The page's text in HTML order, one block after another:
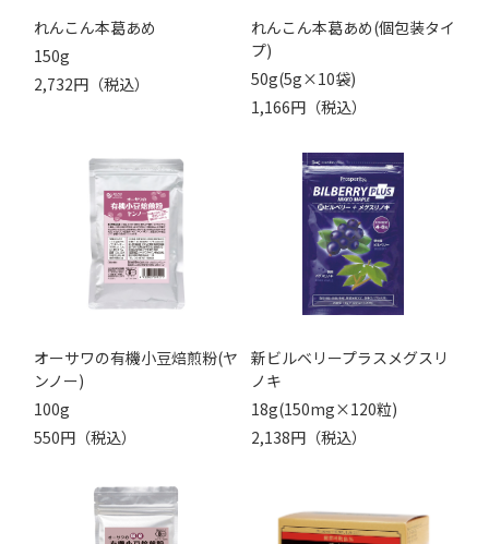
れんこん本葛あめ
150g
2,732円（税込）
れんこん本葛あめ(個包装タイ
プ)
50g(5g×10袋)
1,166円（税込）
オーサワの有機小豆焙煎粉(ヤ
ンノー)
100g
550円（税込）
新ビルベリープラスメグスリ
ノキ
18g(150mg×120粒)
2,138円（税込）